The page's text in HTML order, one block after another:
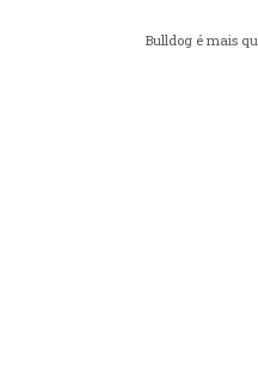
Bulldog é mais